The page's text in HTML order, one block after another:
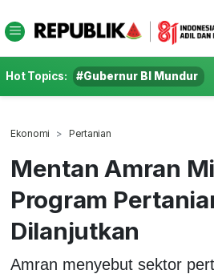
Hot Topics: #Gubernur BI Mundur
Ekonomi Pertanian
Mentan Amran
Program
Dilanjutkan
Amran menyebut sektor